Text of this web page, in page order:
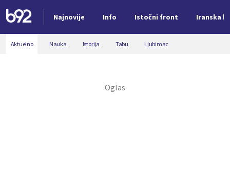
Najnovije Info Istočni front Iranska
Nova vest
Aktuelno Nauka Istorija Tabu Ljubimac